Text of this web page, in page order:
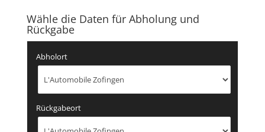
Wähle die Daten für Abholung und
Rückgabe
Abholort
Rückgabeort